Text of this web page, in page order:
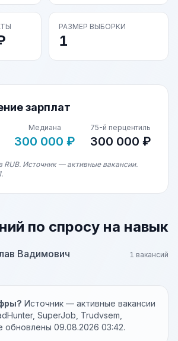
РАЗМЕР ВЫБОРКИ
1
зарплат
Медиана
300 000 ₽
75-й перцентиль
300 000 ₽
RUB. Источник — активные вакансии.
по спросу на навык
Вадимович 1 вакансий
Источник — активные вакансии
SuperJob, Trudvsem,
обновлены 09.08.2026 03:42.